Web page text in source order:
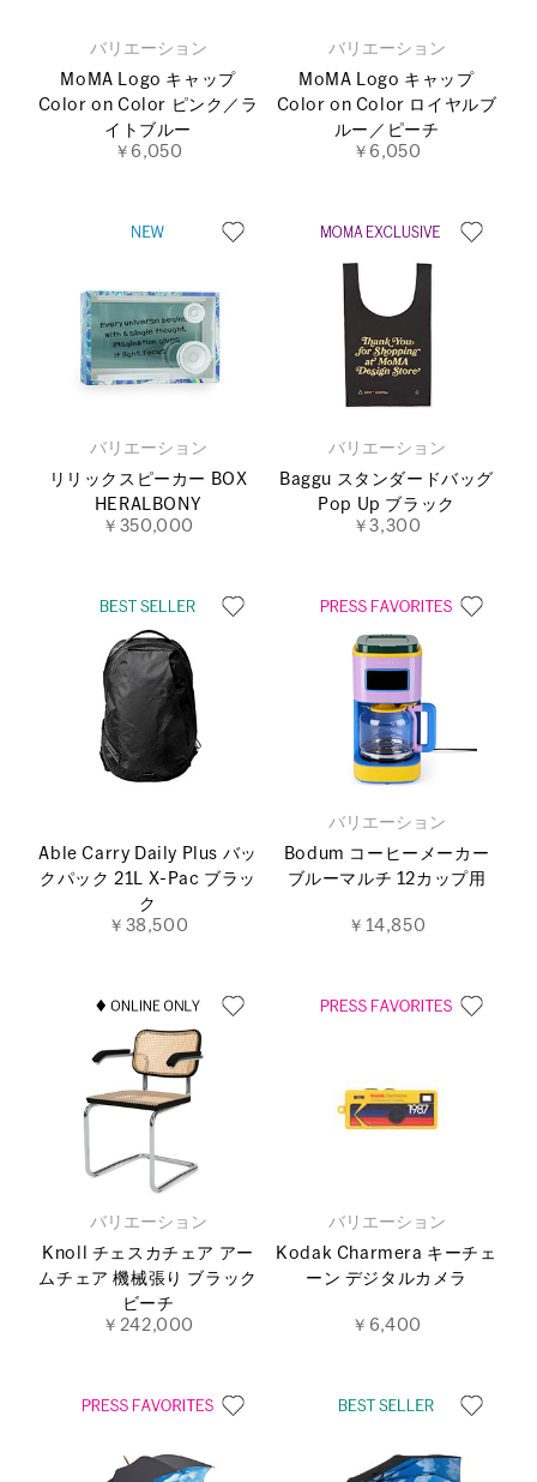
バリエーション
MoMA Logo キャップ
Color on Color ピンク／ラ
イトブルー
￥6,050
バリエーション
MoMA Logo キャップ
Color on Color ロイヤルブ
ルー／ピーチ
￥6,050
バリエーション
リリックスピーカー BOX
HERALBONY
￥350,000
バリエーション
Baggu スタンダードバッグ
Pop Up ブラック
￥3,300
Able Carry Daily Plus バッ
クパック 21L X-Pac ブラッ
ク
￥38,500
バリエーション
Bodum コーヒーメーカー
ブルーマルチ 12カップ用
￥14,850
バリエーション
Knoll チェスカチェア アー
ムチェア 機械張り ブラック
ビーチ
￥242,000
バリエーション
Kodak Charmera キーチェ
ーン デジタルカメラ
￥6,400